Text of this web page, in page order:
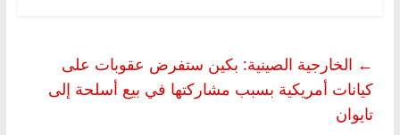
← الخارجية الصينية: بكين ستفرض عقوبات على
كيانات أمريكية بسبب مشاركتها في بيع أسلحة إلى
تايوان